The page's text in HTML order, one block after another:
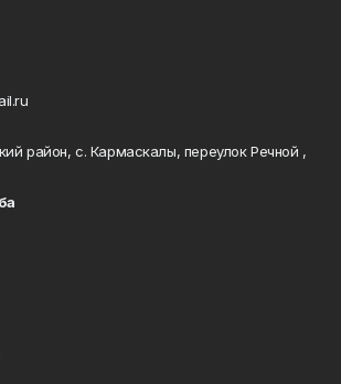
район, с. Кармаскалы, переулок Речной ,